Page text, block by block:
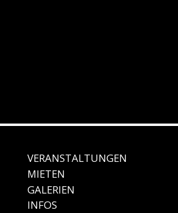
VERANSTALTUNGEN
MIETEN
GALERIEN
INFOS